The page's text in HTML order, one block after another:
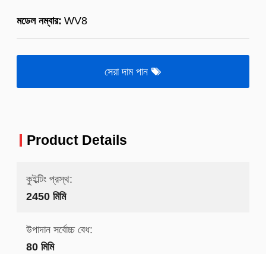
মডেল নম্বার: WV8
সেরা দাম পান
Product Details
কুইল্টিং প্রস্থ:
2450 মিমি
উপাদান সর্বোচ্চ বেধ:
80 মিমি